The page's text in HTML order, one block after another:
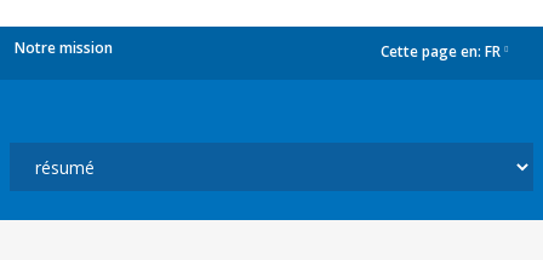
Notre mission Cette page en: FR